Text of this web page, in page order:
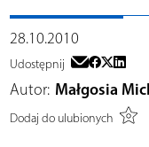
28.10.2010
Udostępnij
Autor: Małgosia
Dodaj do ulubionych